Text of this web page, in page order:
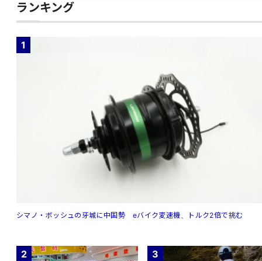
ランキング
1
シマノ・ボッシュの牙城に中国勢 eバイク変速機、トルク2倍で挑む
2 3